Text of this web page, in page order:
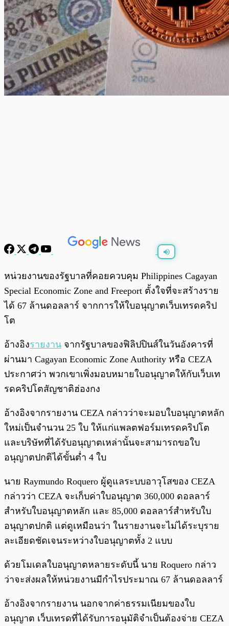
หน่วยงานของรัฐบาลที่คอยควบคุม Philippines Cagayan
Special Economic Zone and Freeport ตั้งใจที่จะสร้างราย
ได้ 67 ล้านดอลลาร์ จากการให้ใบอนุญาตเว็บเทรดคริป
โต
อ้างอิงรายงาน จากรัฐบาลของฟิลิปปินส์ในวันอังคารที่
ผ่านมา Cagayan Economic Zone Authority หรือ CEZA
ประกาศว่า พวกเขาเพิ่งมอบหมายใบอนุญาตให้กับเว็บเท
รดคริปโตสัญชาติฮ่องกง
อ้างอิงจากรายงาน CEZA กล่าวว่าจะมอบใบอนุญาตหลัก
ใหม่เป็นจำนวน 25 ใบ ให้แก่แพลตฟอร์มเทรดคริปโต
และบริษัทที่ได้รับอนุญาตเหล่านั้นจะสามารถขอใบ
อนุญาตปกติได้ขั้นต่ำ 4 ใบ
นาย Raymundo Roquero ผู้ดูแลระบบอาวุโสของ CEZA
กล่าวว่า CEZA จะเก็บค่าใบอนุญาต 360,000 ดอลลาร์
สำหรับใบอนุญาตหลัก และ 85,000 ดอลลาร์สำหรับใบ
อนุญาตปกติ แต่ดูเหมือนว่า ในรายงานจะไม่ได้ระบุราย
ละเอียดชัดเจนระหว่างใบอนุญาตทั้ง 2 แบบ
ด้วยโมเดลใบอนุญาตหลายระดับนี้ นาย Roquero กล่าว
ว่าจะส่งผลให้หน่วยงานมีกำไรประมาณ 67 ล้านดอลลาร์
อ้างอิงจากรายงาน นอกจากค่าธรรมเนียมของใบ
อนุญาต เว็บเทรดที่ได้รับการอนุมัติจำเป็นต้องจ่าย CEZA